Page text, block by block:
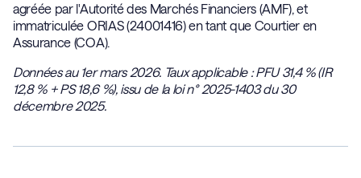
agréée par l'Autorité des Marchés Financiers (AMF), et
immatriculée ORIAS (24001416) en tant que Courtier en
Assurance (COA).
Données au 1er mars 2026. Taux applicable : PFU 31,4 % (IR
12,8 % + PS 18,6 %), issu de la loi n° 2025-1403 du 30
décembre 2025.